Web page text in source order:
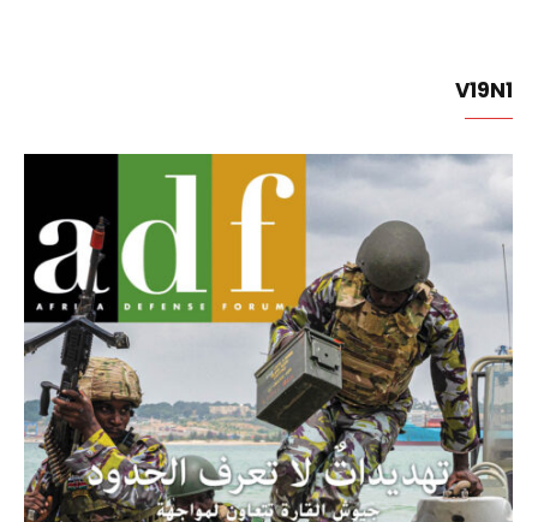
V19N1